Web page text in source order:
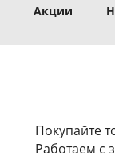
Акции
Покупайте
Работаем с